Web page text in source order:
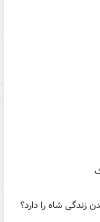
شاه را دارد؟